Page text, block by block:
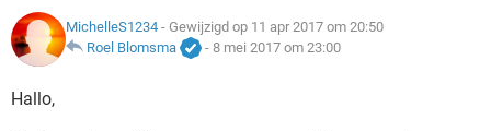
GRATIS
TIKTOK
NETFLIX CORONAVIRUS
GRATIS
TIKTOK
VIDEOBELLEN
INSTAGRAM WINDOWS 10
ARTIKELEN
VIDEOBELLEN
INSTAGRAM
MichelleS1234 - Gewijzigd op 11 apr 2017 om 20:50
Roel Blomsma
- 8 mei 2017 om 23:00
Hallo,